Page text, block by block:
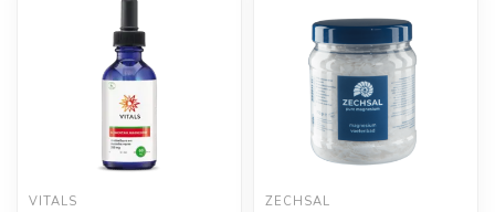
Geef een seintje
VITALS ZECHSAL